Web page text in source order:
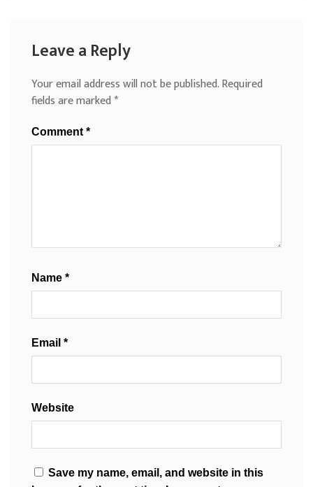
Leave a Reply
Your email address will not be published.Required
fields are marked*
Comment *
Name *
Email *
Website
Save my name, email, and website in this